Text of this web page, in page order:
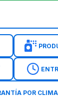
POR CLIMA